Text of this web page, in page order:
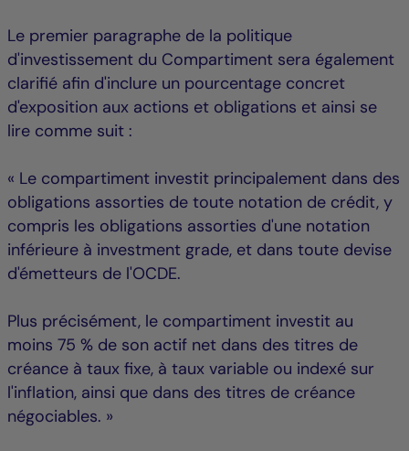
Le premier paragraphe de la politique
d'investissement du Compartiment sera également
clarifié afin d'inclure un pourcentage concret
d'exposition aux actions et obligations et ainsi se
lire comme suit :
« Le compartiment investit principalement dans des
obligations assorties de toute notation de crédit, y
compris les obligations assorties d'une notation
inférieure à investment grade, et dans toute devise
d'émetteurs de l'OCDE.
Plus précisément, le compartiment investit au
moins 75 % de son actif net dans des titres de
créance à taux fixe, à taux variable ou indexé sur
l'inflation, ainsi que dans des titres de créance
négociables. »